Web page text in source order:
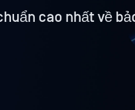
cao nhất về